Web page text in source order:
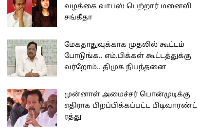
வழக்கை வாபஸ் பெற்றார் மனைவி
சங்கீதா
மேகதாதுவுக்காக முதலில் கூட்டம்
போடுங்க.. எம்.பிக்கள் கூட்டத்துக்கு
வர்றோம்.. திமுக நிபந்தனை
முன்னாள் அமைச்சர் பொன்முடிக்கு
எதிராக பிறப்பிக்கப்பட்ட பிடிவாரண்ட்
ரத்து